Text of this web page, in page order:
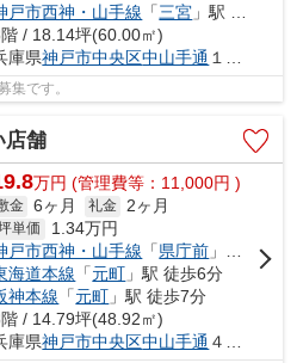
戸市西神・山手線 「三宮 」駅 徒歩4分
/ 18.14坪(60.00㎡)
庫県神戸市中央区中山手通 １丁目
集です。
店舗
万円 (管理費等：11,000円 )
金 6ヶ月 礼金 2ヶ月
単価 1.34万円
戸市西神・山手線 「県庁前 」駅 徒歩5分
海道本線 「元町 」駅 徒歩6分
神本線 「元町 」駅 徒歩7分
/ 14.79坪(48.92㎡)
庫県神戸市中央区中山手通 ４丁目1-14